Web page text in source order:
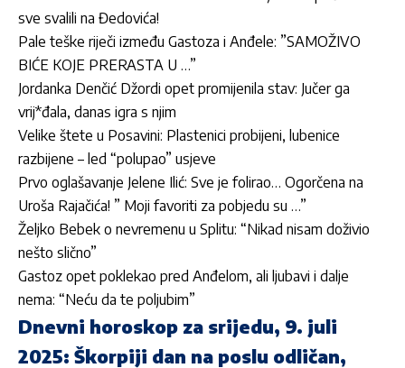
sve svalili na Đedovića!
Pale teške riječi između Gastoza i Anđele: ”SAMOŽIVO
BIĆE KOJE PRERASTA U …”
Jordan­ka Denčić Džordi opet promijenila stav: Jučer ga
vrij*đala, danas igra s njim
Velike štete u Posavini: Plastenici probijeni, lubenice
razbijene – led “polupao” usjeve
Prvo oglašavanje Jelene Ilić: Sve je folirao… Ogorčena na
Uroša Rajačića! ” Moji favoriti za pobjedu su …”
Željko Bebek o nevremenu u Splitu: “Nikad nisam doživio
nešto slično”
Gastoz opet poklekao pred Anđelom, ali ljubavi i dalje
nema: “Neću da te poljubim”
Dnevni horoskop za srijedu, 9. juli
2025: Škorpiji dan na poslu odličan,